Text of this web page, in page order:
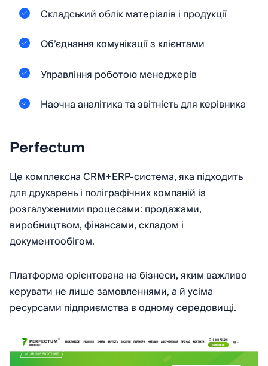
Складський облік матеріалів і продукції
Об’єднання комунікації з клієнтами
Управління роботою менеджерів
Наочна аналітика та звітність для керівника
Perfectum
Це комплексна CRM+ERP-система, яка підходить
для друкарень і поліграфічних компаній із
розгалуженими процесами: продажами,
виробництвом, фінансами, складом і
документообігом.
Платформа орієнтована на бізнеси, яким важливо
керувати не лише замовленнями, а й усіма
ресурсами підприємства в одному середовищі.